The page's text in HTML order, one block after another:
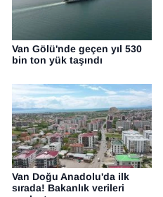
Van Gölü'nde geçen yıl 530
bin ton yük taşındı
Van Doğu Anadolu'da ilk
sırada! Bakanlık verileri